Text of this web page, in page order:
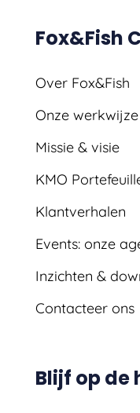
Fox&Fish
Over Fox&Fish
Onze werkwijze
Missie & visie
KMO
Klantverhalen
Events: onze
Inzichten &
Contacteer ons
Blijf op de